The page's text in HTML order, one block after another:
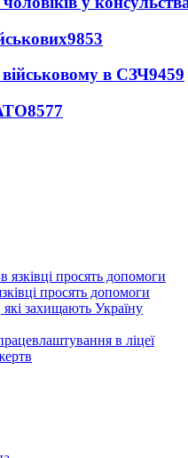
9853
в СЗЧ9459
8577
просять допомоги
які захищають Україну
в ліцеї